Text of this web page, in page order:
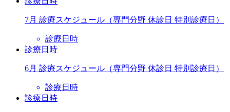
7月 診療スケジュール（専門分野 休診日 特別診療日）
診療日時
診療日時
6月 診療スケジュール（専門分野 休診日 特別診療日）
診療日時
診療日時